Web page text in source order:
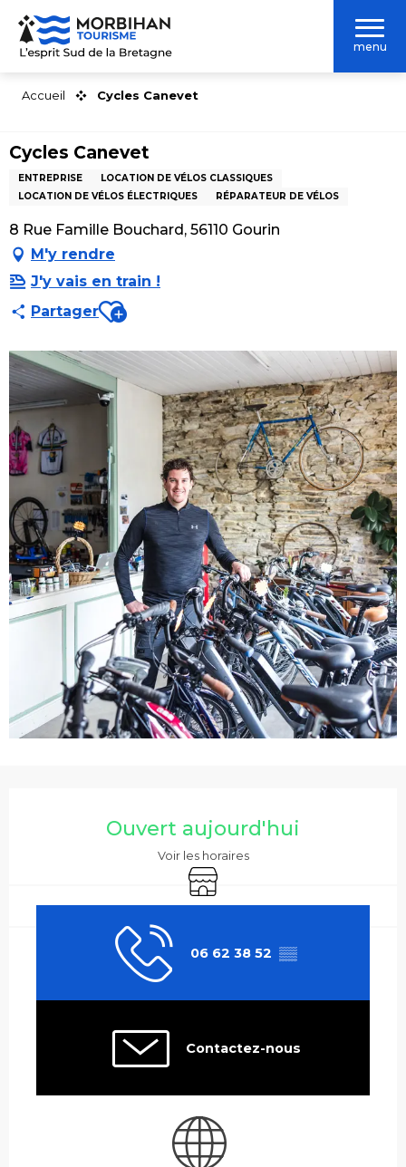
Aller
contenu
menu
Accueil Cycles Canevet
Cycles Canevet
ENTREPRISE
LOCATION DE VÉLOS CLASSIQUES
LOCATION DE VÉLOS ÉLECTRIQUES
RÉPARATEUR DE VÉLOS
8 Rue Famille Bouchard, 56110 Gourin
M'y rendre
J'y vais en train !
PartagerAjouter aux favoris
Ouvert aujourd'hui
Voir les horaires
Boutique
06 62 38 52 ▒▒
Contactez-nous